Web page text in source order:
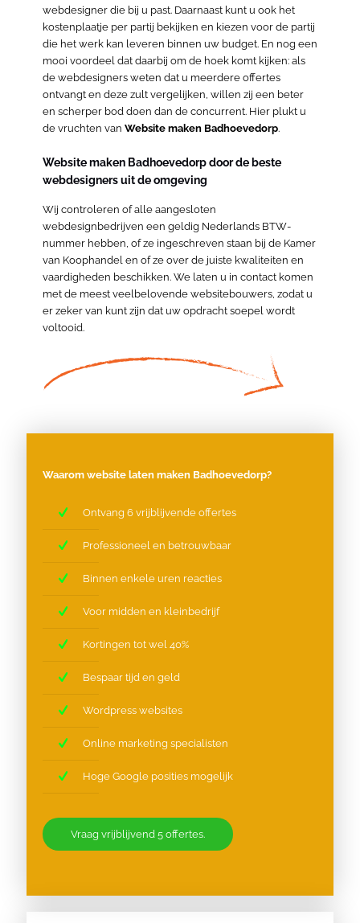
webdesigner die bij u past. Daarnaast kunt u ook het
kostenplaatje per partij bekijken en kiezen voor de partij
die het werk kan leveren binnen uw budget. En nog een
mooi voordeel dat daarbij om de hoek komt kijken: als
de webdesigners weten dat u meerdere offertes
ontvangt en deze zult vergelijken, willen zij een beter
en scherper bod doen dan de concurrent. Hier plukt u
de vruchten van Website maken Badhoevedorp.
Website maken Badhoevedorp door de beste
webdesigners uit de omgeving
Wij controleren of alle aangesloten
webdesignbedrijven een geldig Nederlands BTW-
nummer hebben, of ze ingeschreven staan bij de Kamer
van Koophandel en of ze over de juiste kwaliteiten en
vaardigheden beschikken. We laten u in contact komen
met de meest veelbelovende websitebouwers, zodat u
er zeker van kunt zijn dat uw opdracht soepel wordt
voltooid.
Waarom website laten maken Badhoevedorp?
Ontvang 6 vrijblijvende offertes
Professioneel en betrouwbaar
Binnen enkele uren reacties
Voor midden en kleinbedrijf
Kortingen tot wel 40%
Bespaar tijd en geld
Wordpress websites
Online marketing specialisten
Hoge Google posities mogelijk
Vraag vrijblijvend 5 offertes.